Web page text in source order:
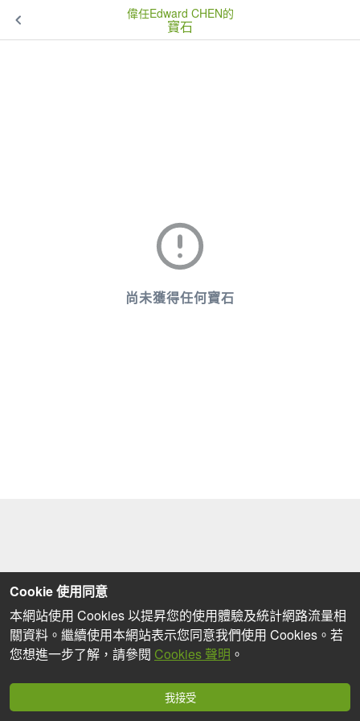
偉任Edward CHEN的
寶石
尚未獲得任何寶石
Cookie 使用同意
本網站使用 Cookies 以提昇您的使用體驗及統計網路流量相
關資料。繼續使用本網站表示您同意我們使用 Cookies。若
您想進一步了解，請參閱 Cookies 聲明 。
我接受